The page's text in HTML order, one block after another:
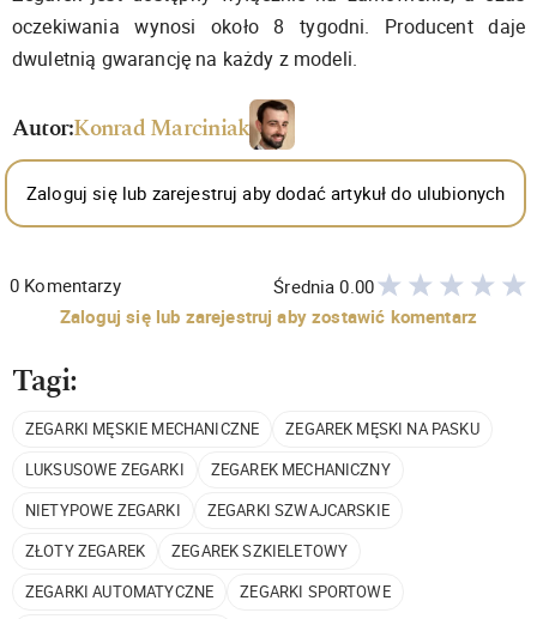
oczekiwania wynosi około 8 tygodni. Producent daje
dwuletnią gwarancję na każdy z modeli.
Autor:Konrad Marciniak
Zaloguj się lub zarejestruj aby dodać artykuł do ulubionych
0 Komentarzy Średnia0.00
Zaloguj się lub zarejestruj aby zostawić komentarz
Tagi:
ZEGARKI MĘSKIE MECHANICZNE
ZEGAREK MĘSKI NA PASKU
LUKSUSOWE ZEGARKI
ZEGAREK MECHANICZNY
NIETYPOWE ZEGARKI
ZEGARKI SZWAJCARSKIE
ZŁOTY ZEGAREK
ZEGAREK SZKIELETOWY
ZEGARKI AUTOMATYCZNE
ZEGARKI SPORTOWE